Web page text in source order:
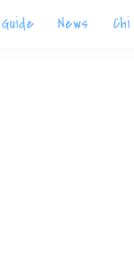
Guide News